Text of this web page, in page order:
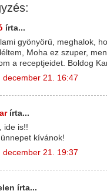
írta...
gyönyörű, meghalok,
Moha ez szuper,
a receptjeidet. Boldog
december 21. 16:47
írta...
ide is!!
kívánok!
december 21. 19:37
írta...